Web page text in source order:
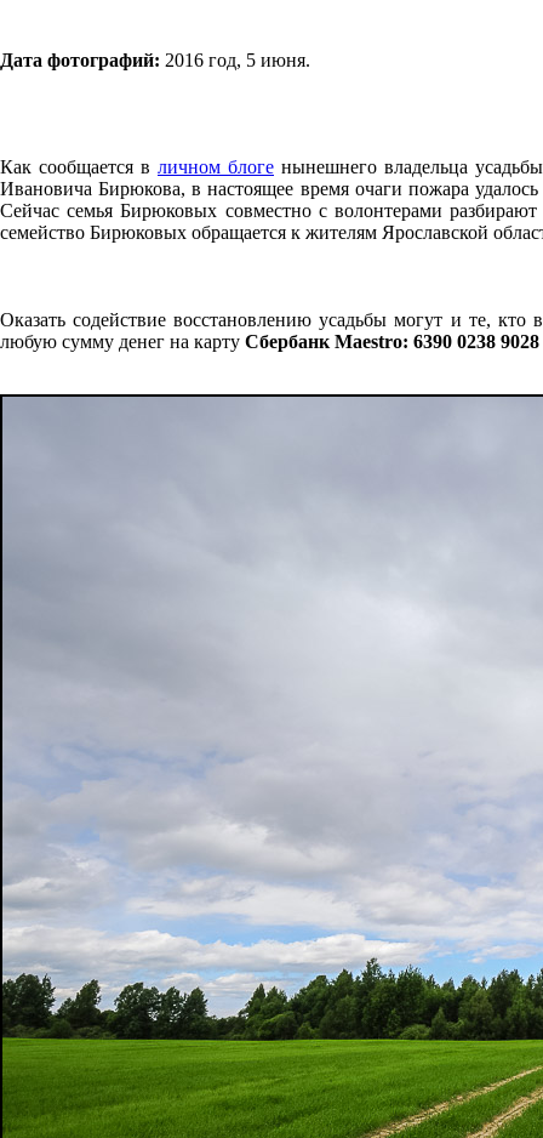
Дата фотографий: 2016 год, 5 июня.
Как сообщается в личном блоге нынешнего владельца
Ивановича Бирюкова, в настоящее время очаги пожара
Сейчас семья Бирюковых совместно с волонтерами
семейство Бирюковых обращается к жителям Ярославской
Оказать содействие восстановлению усадьбы могут и те,
любую сумму денег на карту Сбербанк Maestro: 6390 0238 9028